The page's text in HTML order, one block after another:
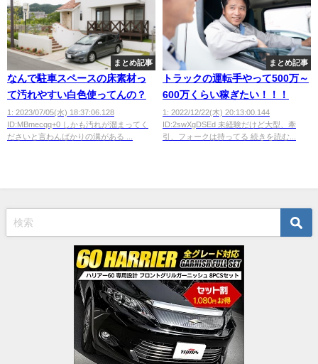
まとめ記事
なんで駐車スペースの床素材っ
て汚れやすい白色使ってんの？
1: 2023/07/05(水) 18:37:06.128
ID:MBmecqq+0 しかも汚れが溜まってく
ださいと言わんばかりの溝がある ...
まとめ記事
トラックの運転手やって500万～
600万くらい稼ぎたい！！！
1: 2022/12/22(木) 20:13:00.144
ID:2swXgDSEd 未経験だけど大型、牽
引、フォークは持ってる 続きを読む...